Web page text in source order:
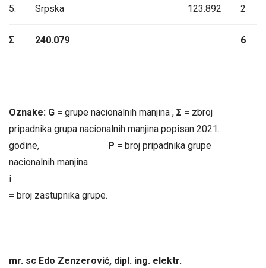
5. Srpska 123.892 2
Σ 240.079 6
Oznake: G = grupe nacionalnih manjina , Σ = zbroj
pripadnika grupa nacionalnih manjina popisan 2021.
godine, P = broj pripadnika grupe
nacionalnih manjina
= broj zastupnika grupe.
mr. sc Edo Zenzerović, dipl. ing. elektr.